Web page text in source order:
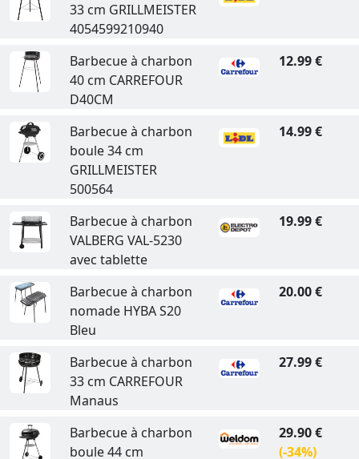
33 cm GRILLMEISTER
4054599210940
Barbecue à charbon
40 cm CARREFOUR
D40CM
12.99 €
Barbecue à charbon
boule 34 cm
GRILLMEISTER
500564
14.99 €
Barbecue à charbon
VALBERG VAL-5230
avec tablette
19.99 €
Barbecue à charbon
nomade HYBA S20
Bleu
20.00 €
Barbecue à charbon
33 cm CARREFOUR
Manaus
27.99 €
Barbecue à charbon
boule 44 cm
29.90 €
(-34%)